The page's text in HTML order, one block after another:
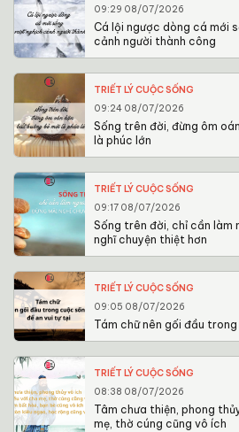
09:29 08/07/2026
Cá lội ngược dòng cá mới
cảnh người thành công
TRIẾT LÝ CUỘC SỐNG
09:24 08/07/2026
Sống trên đời, đừng ôm
là phúc lớn
TRIẾT LÝ CUỘC SỐNG
09:17 08/07/2026
Sống trên đời, chỉ cần làm
nghĩ chuyện thiệt hơn
TRIẾT LÝ CUỘC SỐNG
09:05 08/07/2026
Tám chữ nên gối đầu
TRIẾT LÝ CUỘC SỐNG
08:38 08/07/2026
Tâm chưa thiện, phong
mẹ, thờ cúng cũng vô ích